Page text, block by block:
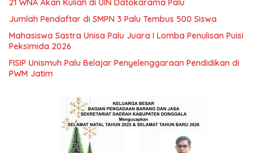
21 WNA Akan Kuliah di UIN Datokarama Palu
Jumlah Pendaftar di SMPN 3 Palu Tembus 500 Siswa
Mahasiswa Sastra Unisa Palu Juara I Lomba Penulisan Puisi
Peksimida 2026
FISIP Unismuh Palu Belajar Penyelenggaraan Pendidikan di
PWM Jatim